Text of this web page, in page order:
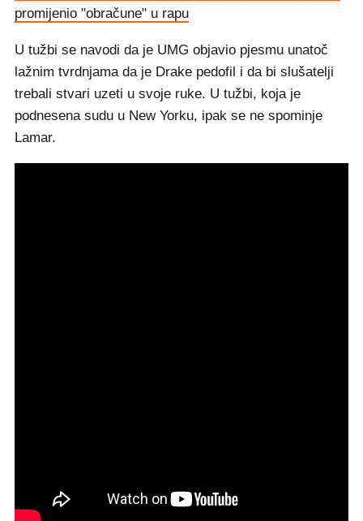
promijenio "obračune" u rapu
U tužbi se navodi da je UMG objavio pjesmu unatoč
lažnim tvrdnjama da je Drake pedofil i da bi slušatelji
trebali stvari uzeti u svoje ruke. U tužbi, koja je
podnesena sudu u New Yorku, ipak se ne spominje
Lamar.